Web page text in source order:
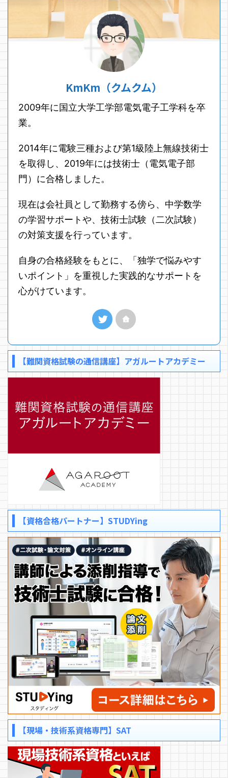
KmKm（クムクム）
2009年に国立大学工学部電気電子工学科を卒
業。
2014年に電験三種および第1級陸上無線技術士
を取得し、2019年には技術士（電気電子部
門）に合格しました。
現在は会社員として勤務する傍ら、中学数学
の学習サポートや、技術士試験（二次試験）
の対策支援を行っています。
自身の合格経験をもとに、「独学で悩みやす
いポイント」を重視した実践的なサポートを
心がけています。
【難関資格試験の通信講座】アガルートアカデミー
【資格合格パートナー】STUDYing
【現場・技術系資格専門】SAT